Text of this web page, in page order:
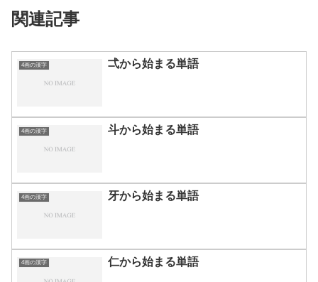
関連記事
4画の漢字 弌から始まる単語
4画の漢字 斗から始まる単語
4画の漢字 牙から始まる単語
4画の漢字 仁から始まる単語